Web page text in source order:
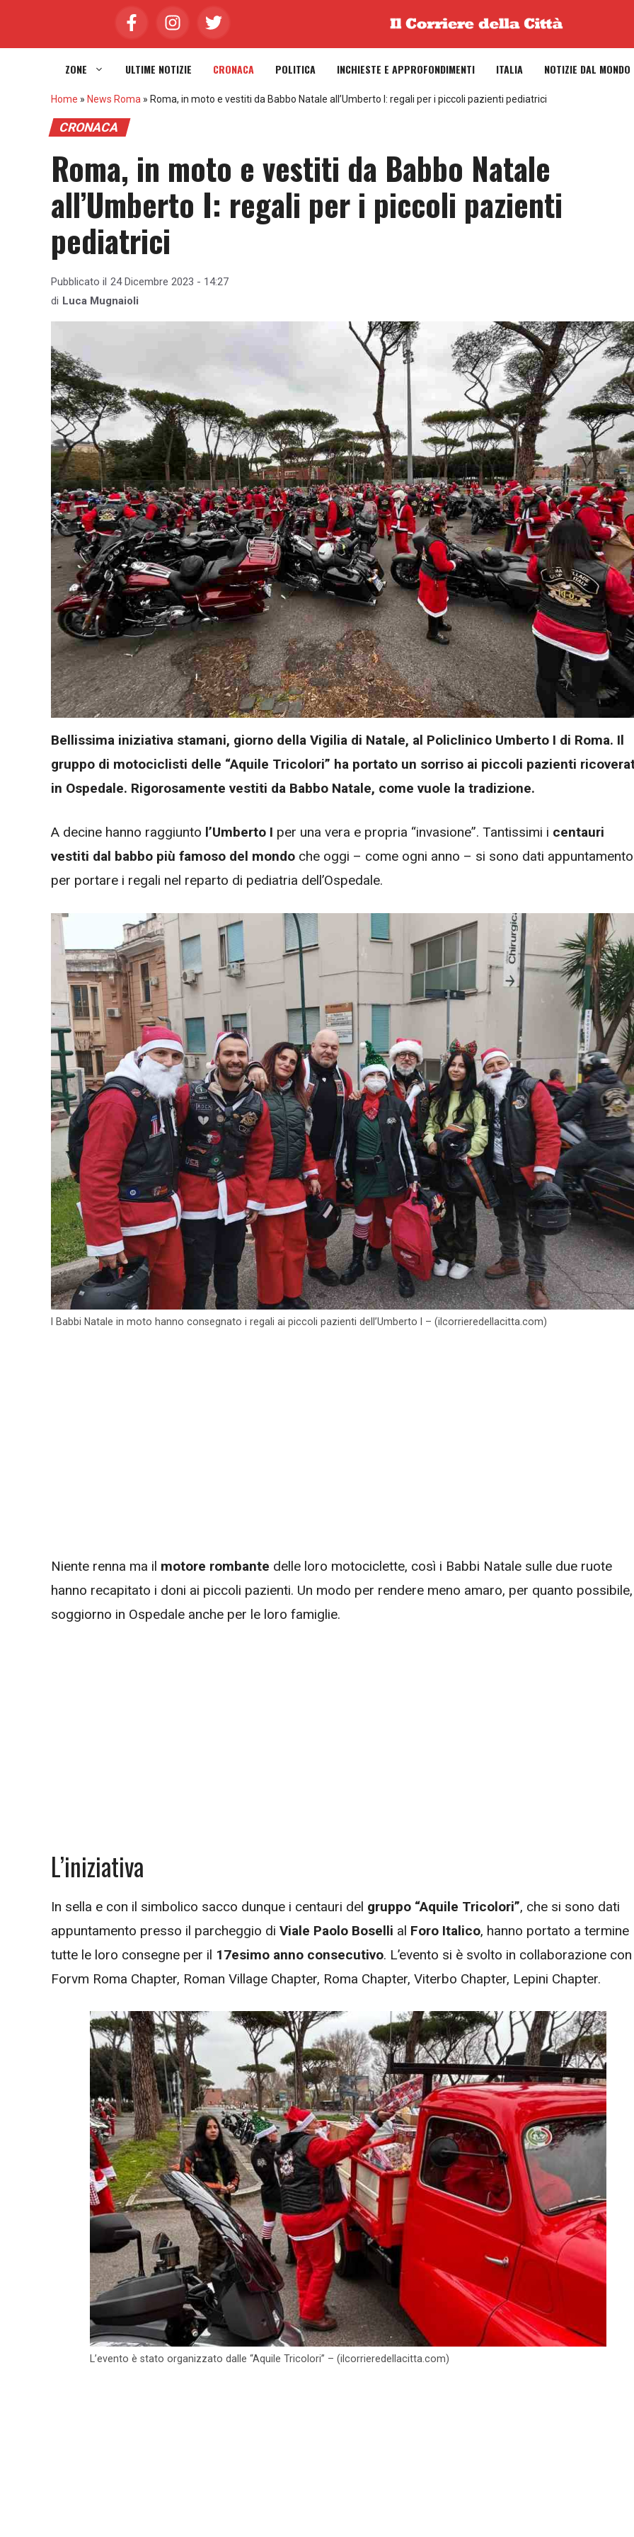
ZONE ULTIME NOTIZIE CRONACA POLITICA INCHIESTE E APPROFONDIMENTI ITALIA NOTIZIE DAL MONDO
Home » News Roma » Roma, in moto e vestiti da Babbo Natale all’Umberto I: regali per i piccoli pazienti pediatrici
CRONACA
Roma, in moto e vestiti da Babbo Natale
all’Umberto I: regali per i piccoli pazienti
pediatrici
Pubblicato il 24 Dicembre 2023 - 14:27
di Luca Mugnaioli
Bellissima iniziativa stamani, giorno della Vigilia di Natale, al Policlinico Umberto I di Roma. Il
gruppo di motociclisti delle “Aquile Tricolori” ha portato un sorriso ai piccoli pazienti
in Ospedale. Rigorosamente vestiti da Babbo Natale, come vuole la tradizione.
A decine hanno raggiunto l’Umberto I per una vera e propria “invasione”. Tantissimi i centauri
vestiti dal babbo più famoso del mondo che oggi – come ogni anno – si sono dati appuntamento
per portare i regali nel reparto di pediatria dell’Ospedale.
I Babbi Natale in moto hanno consegnato i regali ai piccoli pazienti dell’Umberto I – (ilcorrieredellacitta.com)
Niente renna ma il motore rombante delle loro motociclette, così i Babbi Natale sulle due ruote
hanno recapitato i doni ai piccoli pazienti. Un modo per rendere meno amaro, per quanto
soggiorno in Ospedale anche per le loro famiglie.
L’iniziativa
In sella e con il simbolico sacco dunque i centauri del gruppo “Aquile Tricolori”, che si sono dati
appuntamento presso il parcheggio di Viale Paolo Boselli al Foro Italico, hanno portato a termine
tutte le loro consegne per il 17esimo anno consecutivo. L’evento si è svolto in collaborazione con
Forvm Roma Chapter, Roman Village Chapter, Roma Chapter, Viterbo Chapter, Lepini Chapter.
L’evento è stato organizzato dalle “Aquile Tricolori” – (ilcorrieredellacitta.com)